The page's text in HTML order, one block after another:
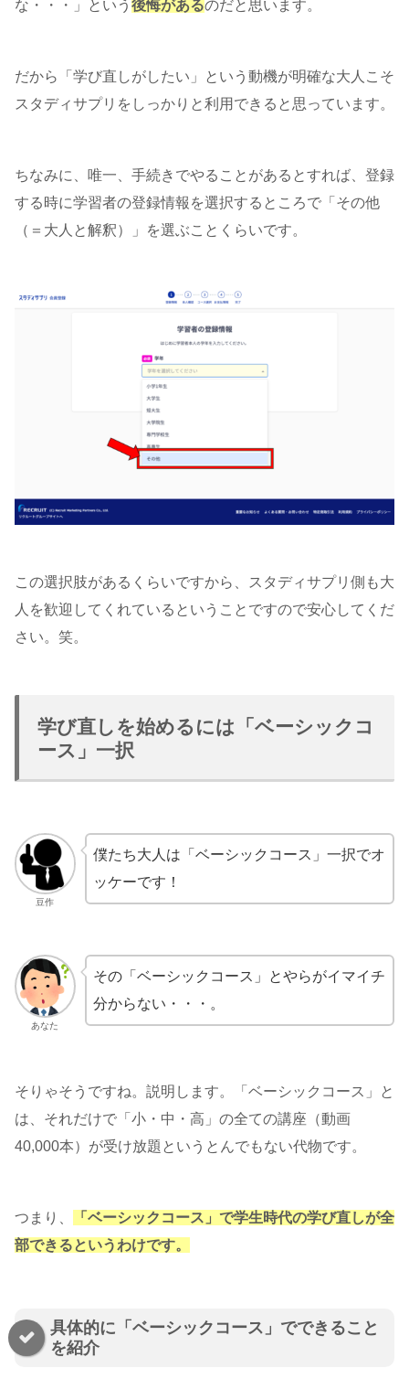
な・・・」という 後悔があるのだと思います。
だから「学び直しがしたい」という動機が明確な大人こそ
スタディサプリをしっかりと利用できると思っています。
ちなみに、唯一、手続きでやることがあるとすれば、登録
する時に学習者の登録情報を選択するところで「その他
（＝大人と解釈）」を選ぶことくらいです。
この選択肢があるくらいですから、スタディサプリ側も大
人を歓迎してくれているということですので安心してくだ
さい。笑。
学び直しを始めるには「ベーシックコ
ース」一択
豆作
僕たち大人は「ベーシックコース」一択でオ
ッケーです！
あなた
その「ベーシックコース」とやらがイマイチ
分からない・・・。
そりゃそうですね。説明します。「ベーシックコース」と
は、それだけで「小・中・高」の全ての講座（動画
40,000本）が受け放題というとんでもない代物です。
つまり、
「ベーシックコース」で学生時代の学び直しが全
部できるというわけです。
具体的に「ベーシックコース」でできること
を紹介